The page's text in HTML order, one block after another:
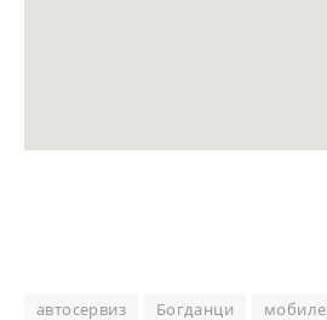
автосервиз Богданци